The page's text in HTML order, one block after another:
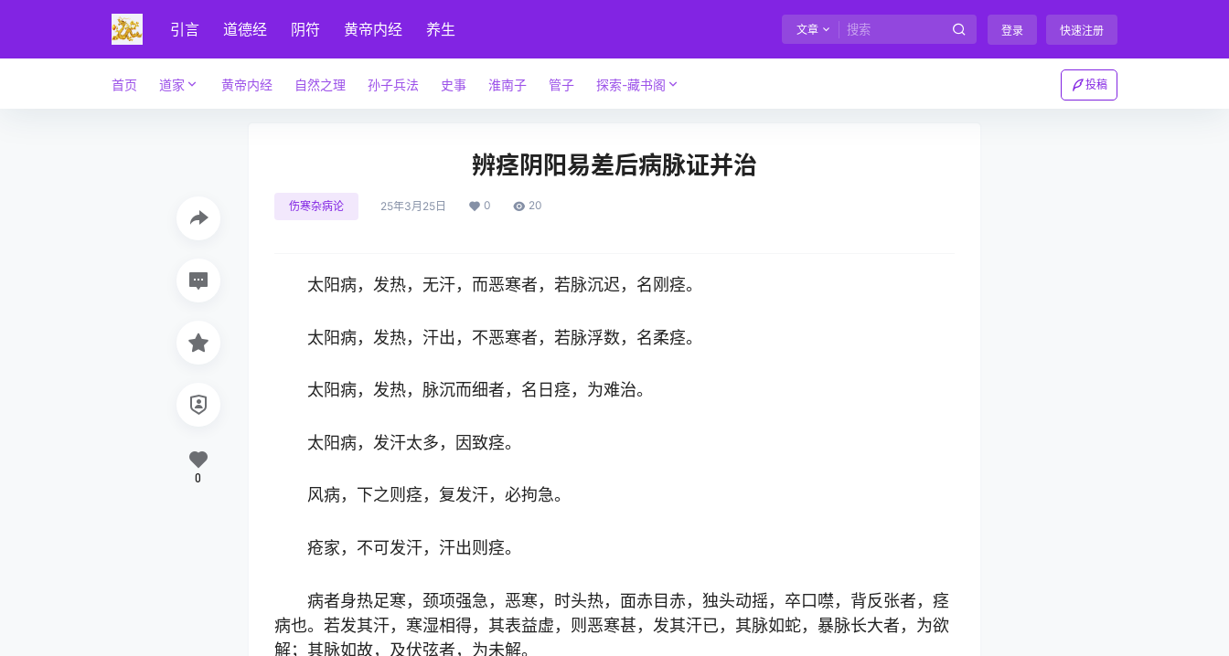
引言 道德经 阴符 黄帝内经 养生 文章 登录 快速注册
首页 道家 黄帝内经 自然之理 孙子兵法 史事 淮南子 管子 探索-藏书阁 投稿
辨痉阴阳易差后病脉证并治
伤寒杂病论 25年3月25日 0 20
太阳病，发热，无汗，而恶寒者，若脉沉迟，名刚痉。
太阳病，发热，汗出，不恶寒者，若脉浮数，名柔痉。
太阳病，发热，脉沉而细者，名日痉，为难治。
太阳病，发汗太多，因致痉。
风病，下之则痉，复发汗，必拘急。
疮家，不可发汗，汗出则痉。
病者身热足寒，颈项强急，恶寒，时头热，面赤目赤，独头动摇，卒口噤，背反张者，痉
病也。若发其汗，寒湿相得，其表益虚，则恶寒甚，发其汗已，其脉如蛇，暴脉长大者，为欲
解；其脉如故，及伏弦者，为未解。
0